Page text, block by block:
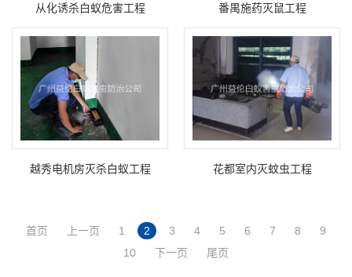
从化诱杀白蚁危害工程 番禺施药灭鼠工程
越秀电机房灭杀白蚁工程 花都室内灭蚊虫工程
首页 上一页 1 2 3 4 5 6 7 8
9
10
下一页 尾页